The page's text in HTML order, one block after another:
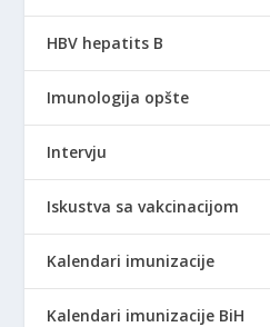
HBV hepatits B
Imunologija opšte
Intervju
Iskustva sa vakcinacijom
Kalendari imunizacije
Kalendari imunizacije BiH